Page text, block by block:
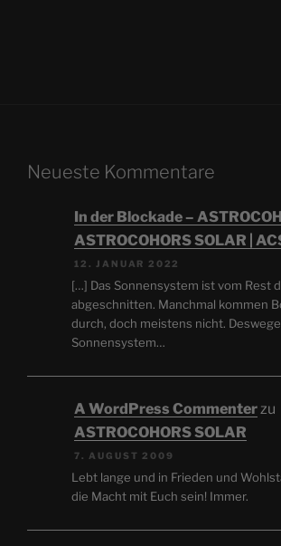
Neueste Kommentare
In der Blockade –
ASTROCOHORS SOLAR |
12. JANUAR 2022
[…] Das Sonnensystem ist vom Rest
abgeschnitten. Manchmal kommen
durch, doch meistens nicht.
Sonnensystem…
A WordPress Commenter zu
ASTROCOHORS SOLAR
7. AUGUST 2009
Lebt lange und in Frieden und
die Macht mit Euch sein! Immer.